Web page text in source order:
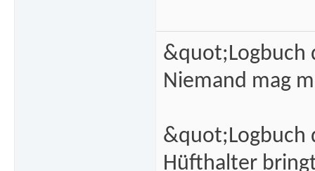
&quot;Logbuch
Niemand mag
&quot;Logbuch
Hüfthalter